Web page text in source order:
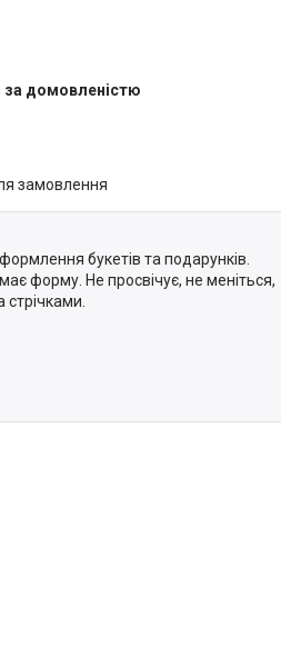
за домовленістю
замовлення
букетів та подарунків.
форму. Не просвічує, не меніться,